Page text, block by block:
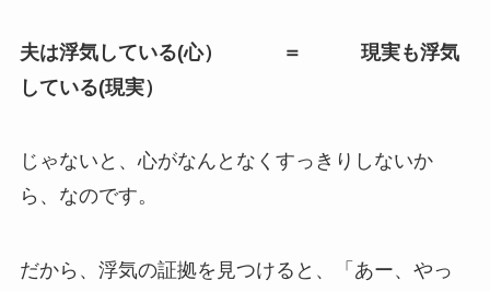
夫は浮気している(心） ＝ 現実も浮気
している(現実）
じゃないと、心がなんとなくすっきりしないか
ら、なのです。
だから、浮気の証拠を見つけると、「あー、やっ